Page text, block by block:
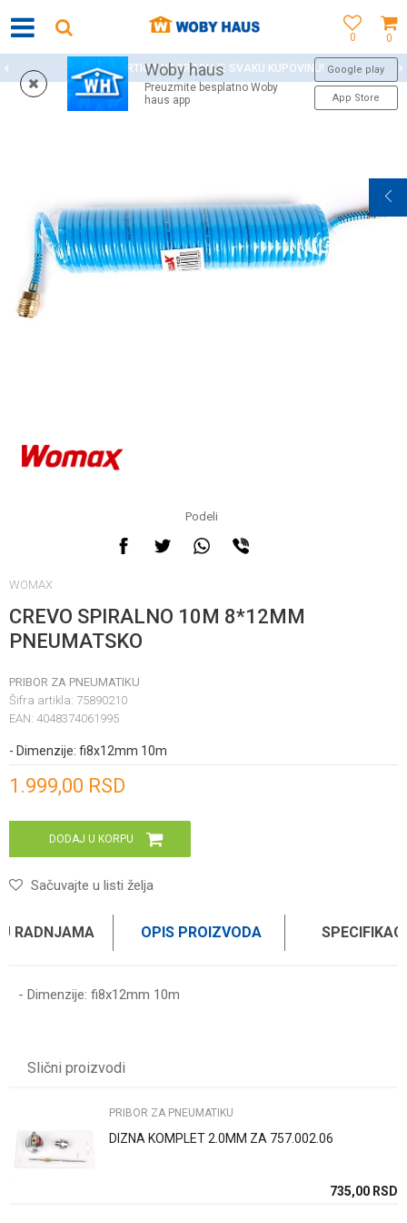
0
0
Woby haus
Preuzmite besplatno Woby
haus app
Google play
App Store
WOBY KARTICA NAGRAĐUJE SVAKU KUPOVINU!
Podeli
WOMAX
CREVO SPIRALNO 10M 8*12MM
PNEUMATSKO
PRIBOR ZA PNEUMATIKU
Šifra artikla: 75890210
EAN: 4048374061995
- Dimenzije: fi8x12mm 10m
1.999,00 RSD
DODAJ U KORPU
Sačuvajte u listi želja
RADNJAMA OPIS PROIZVODA
- Dimenzije: fi8x12mm 10m
Težina specifikacija
WOMAX
Poruka
Slični proizvodi
PRIBOR ZA PNEUMATIKU
DIZNA KOMPLET 2.0MM ZA 757.002.06
735,00 RSD